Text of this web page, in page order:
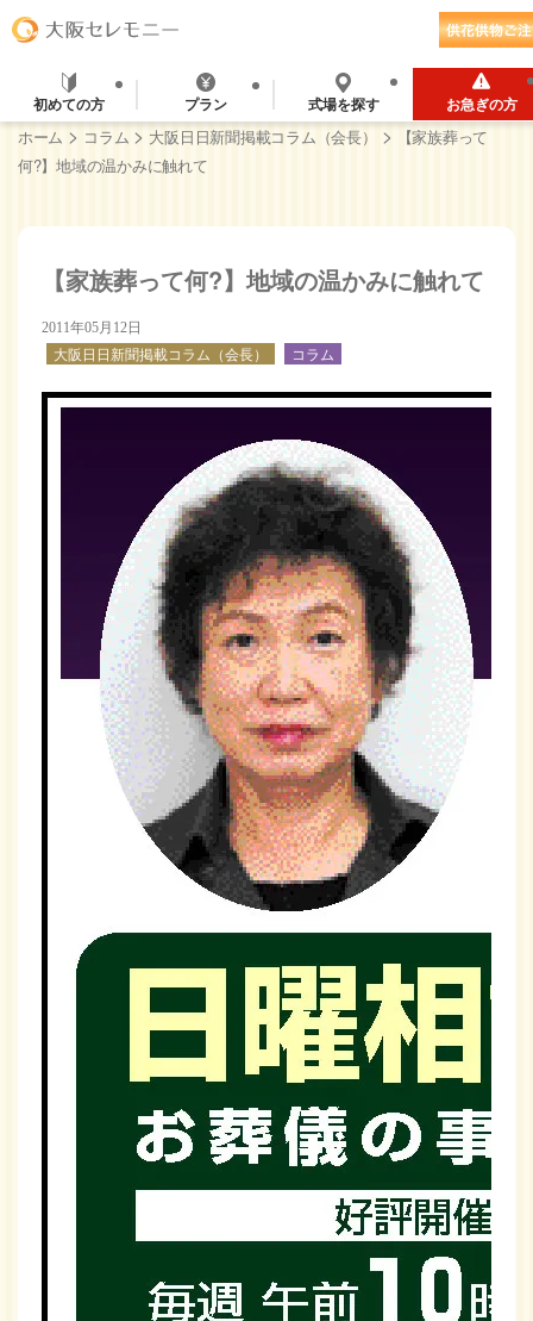
初めての方 プラン 式場を探す お急ぎの方
ホーム > コラム > 大阪日日新聞掲載コラム（会長） >
【家族葬って
何?】地域の温かみに触れて
【家族葬って何?】地域の温かみに触れて
2011年05月12日
大阪日日新聞掲載コラム（会長） コラム